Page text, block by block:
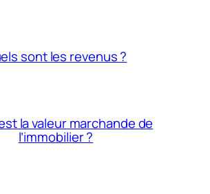
sont les revenus ?
la valeur marchande de
l’immobilier ?